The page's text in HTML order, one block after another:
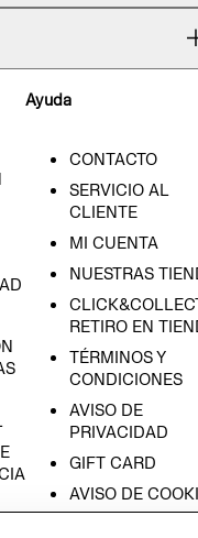
Ayuda
CONTACTO
SERVICIO AL
CLIENTE
MI CUENTA
NUESTRAS
RETIRO EN
TÉRMINOS Y
CONDICIONES
AVISO DE
PRIVACIDAD
GIFT CARD
AVISO DE